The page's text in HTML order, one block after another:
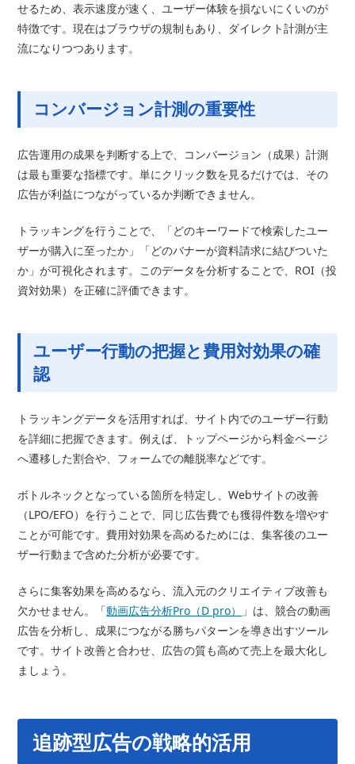
せるため、表示速度が速く、ユーザー体験を損ないにくいのが
特徴です。現在はブラウザの規制もあり、ダイレクト計測が主
流になりつつあります。
コンバージョン計測の重要性
広告運用の成果を判断する上で、コンバージョン（成果）計測
は最も重要な指標です。単にクリック数を見るだけでは、その
広告が利益につながっているか判断できません。
トラッキングを行うことで、「どのキーワードで検索したユー
ザーが購入に至ったか」「どのバナーが資料請求に結びついた
か」が可視化されます。このデータを分析することで、ROI（投
資対効果）を正確に評価できます。
ユーザー行動の把握と費用対効果の確
認
トラッキングデータを活用すれば、サイト内でのユーザー行動
を詳細に把握できます。例えば、トップページから料金ページ
へ遷移した割合や、フォームでの離脱率などです。
ボトルネックとなっている箇所を特定し、Webサイトの改善
（LPO/EFO）を行うことで、同じ広告費でも獲得件数を増やす
ことが可能です。費用対効果を高めるためには、集客後のユー
ザー行動まで含めた分析が必要です。
さらに集客効果を高めるなら、流入元のクリエイティブ改善も
欠かせません。「動画広告分析Pro（D pro）
」は、競合の動画
広告を分析し、成果につながる勝ちパターンを導き出すツール
です。サイト改善と合わせ、広告の質も高めて売上を最大化し
ましょう。
追跡型広告の戦略的活用